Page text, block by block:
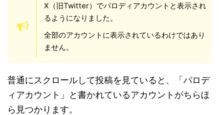
X（旧Twitter）でパロディアカウントと表示され
るようになりました。
全部のアカウントに表示されているわけではあり
ません。
普通にスクロールして投稿を見ていると、「パロデ
ィアカウント」と書かれているアカウントがちらほ
ら見つかります。